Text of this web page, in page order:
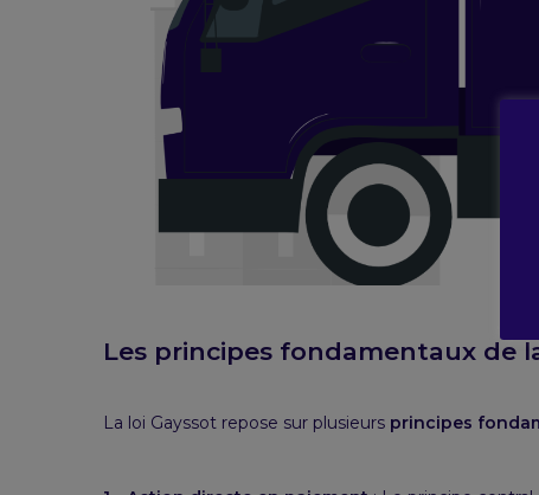
Les principes fondamentaux de
La loi Gayssot repose sur plusieurs principes